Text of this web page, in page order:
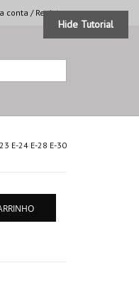
conta / Registar
E-24 E-28 E-30
Hide Tutorial